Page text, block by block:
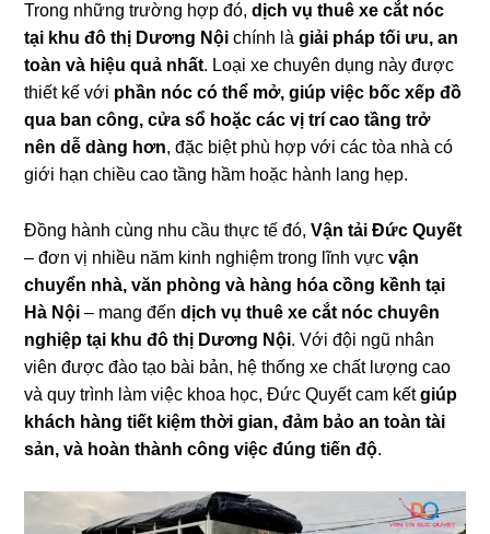
Trong những trường hợp đó,dịch vụ thuê xe cắt nóc
tại khu đô thị Dương Nội chính làgiải pháp tối ưu, an
toàn và hiệu quả nhất. Loại xe chuyên dụng này được
thiết kế với phần nóc có thể mở, giúp việc bốc xếp đồ
qua ban công, cửa sổ hoặc các vị trí cao tầng trở
nên dễ dàng hơn, đặc biệt phù hợp với các tòa nhà có
giới hạn chiều cao tầng hầm hoặc hành lang hẹp.
Đồng hành cùng nhu cầu thực tế đó,Vận tải Đức Quyết
– đơn vị nhiều năm kinh nghiệm trong lĩnh vựcvận
chuyển nhà, văn phòng và hàng hóa cồng kềnh tại
Hà Nội – mang đếndịch vụ thuê xe cắt nóc chuyên
nghiệp tại khu đô thị Dương Nội. Với đội ngũ nhân
viên được đào tạo bài bản, hệ thống xe chất lượng cao
và quy trình làm việc khoa học, Đức Quyết cam kếtgiúp
khách hàng tiết kiệm thời gian, đảm bảo an toàn tài
sản, và hoàn thành công việc đúng tiến độ.